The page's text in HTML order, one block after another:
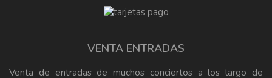
VENTA ENTRADAS
Venta de entradas de muchos conciertos a los largo de